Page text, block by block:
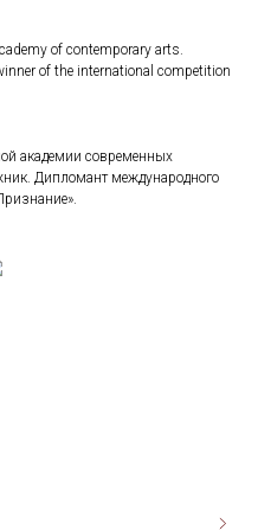
of contemporary arts.
of the international competition
академии современных
Дипломант международного